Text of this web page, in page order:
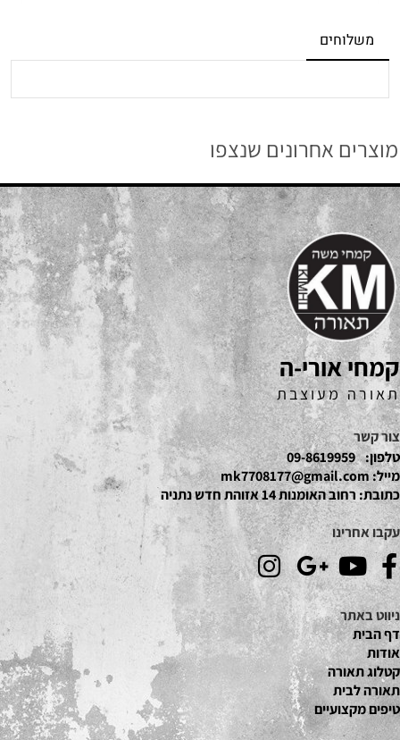
משלוחים
מוצרים אחרונים שנצפו
קמחי אורי-ה
תאורה מעוצבת
צור קשר
טלפון: 09-8619959
מייל:mk7708177@gmail.com
כתובת: רחוב האומנות 14 אזוהת חדש נתניה
עקבו אחרינו
ניווט באתר
דף הבית
אודות
קטלוג תאורה
תאורה לבית
טיפים מקצועיים